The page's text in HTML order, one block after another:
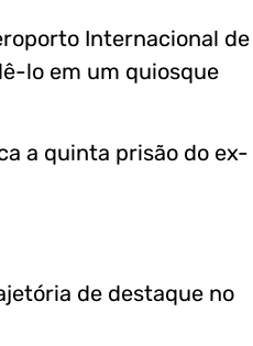
Internacional de
lo em um quiosque
a quinta prisão do ex-
de destaque no